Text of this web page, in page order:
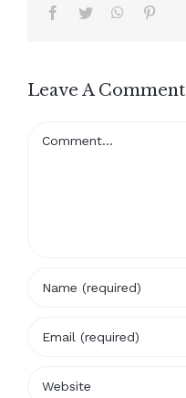
Facebook
Twitter WhatsApp
Leave A Comment